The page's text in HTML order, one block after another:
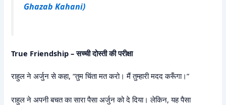
Ghazab Kahani)
True Friendship – सच्ची दोस्ती की परीक्षा
राहुल ने अर्जुन से कहा, “तुम चिंता मत करो। मैं तुम्हारी मदद करूँगा।”
राहुल ने अपनी बचत का सारा पैसा अर्जुन को दे दिया। लेकिन, यह पैसा